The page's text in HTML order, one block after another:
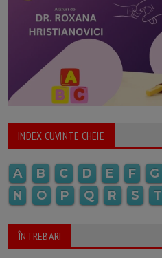
INDEX CUVINTE CHEIE
A B C D E F G
N
O P Q R S T
ÎNTREBARI